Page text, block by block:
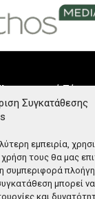
Συγκατάθεσης
εμπειρία,
τους θα μας
συμπεριφορά
μπορεί
και
Τύπου